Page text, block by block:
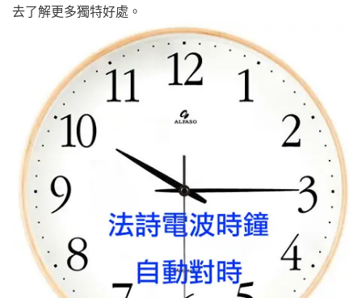
去了解更多獨特好處。